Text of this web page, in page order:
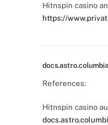
Hitnspin casino
https://
References:
Hitnspin casino